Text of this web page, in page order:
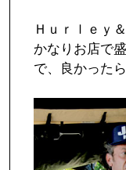
Ｈｕｒｌｅｙ
かなりお店で
で、良かった